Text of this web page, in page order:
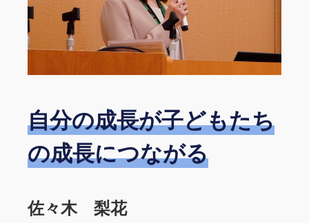
自分の成長が子どもたち
の成長につながる
佐々木 梨花